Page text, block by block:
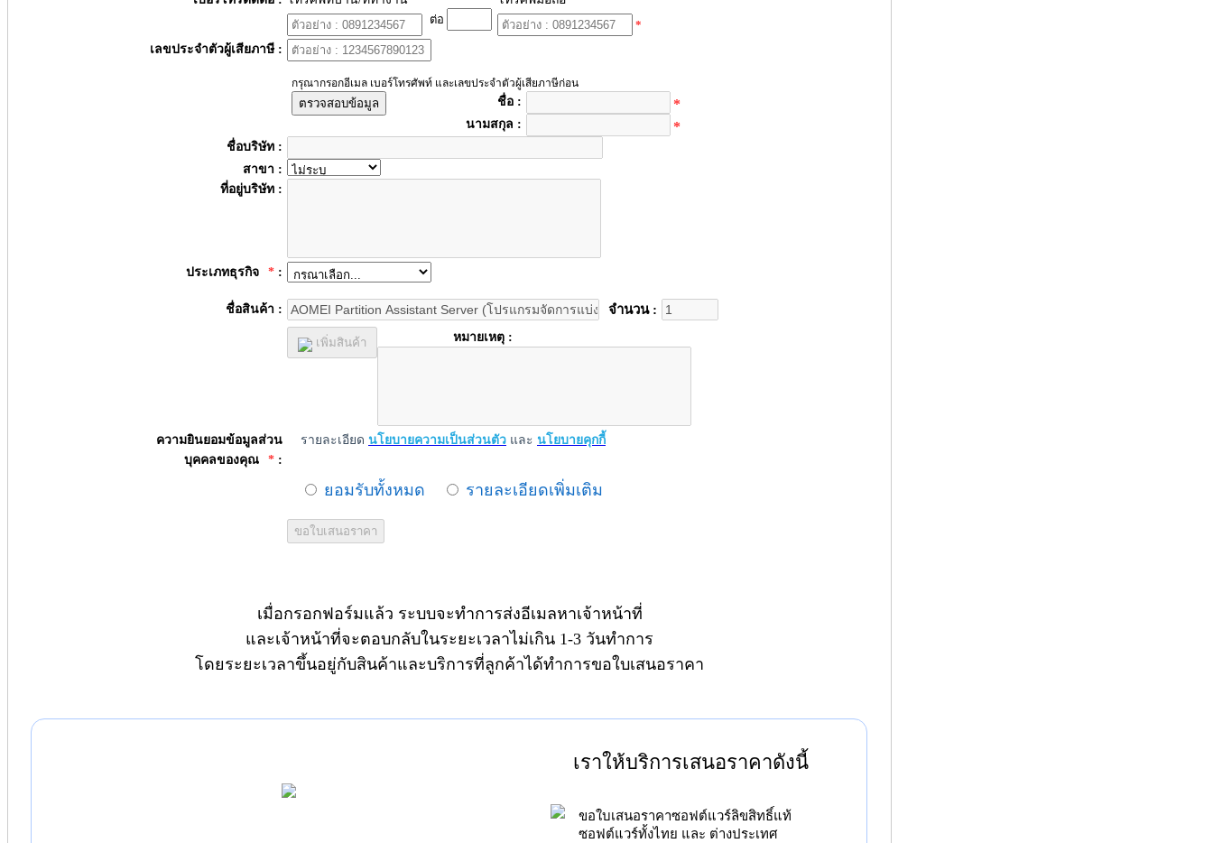
ต่อ
*
เลขประจำตัวผู้เสียภาษี :
กรุณากรอกอีเมล เบอร์โทรศัพท์ และเลขประจำตัวผู้เสียภาษีก่อน
ตรวจสอบข้อมูล ชื่อ : *
นามสกุล : *
ชื่อบริษัท :
สาขา :
ที่อยู่บริษัท :
ประเภทธุรกิจ * :
ชื่อสินค้า : จำนวน :
เพิ่มสินค้า หมายเหตุ :
ความยินยอมข้อมูลส่วน
บุคคลของคุณ
* :
รายละเอียด นโยบายความเป็นส่วนตัว และ นโยบายคุกกี้
ยอมรับทั้งหมด รายละเอียดเพิ่มเติม
เมื่อกรอกฟอร์มแล้ว ระบบจะทำการส่งอีเมลหาเจ้าหน้าที่
และเจ้าหน้าที่จะตอบกลับในระยะเวลาไม่เกิน 1-3 วันทำการ
โดยระยะเวลาขึ้นอยู่กับสินค้าและบริการที่ลูกค้าได้ทำการขอใบเสนอราคา
เราให้บริการเสนอราคาดังนี้
ขอใบเสนอราคาซอฟต์แวร์ลิขสิทธิ์แท้
ซอฟต์แวร์ทั้งไทย และ ต่างประเทศ